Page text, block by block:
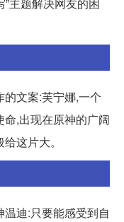
主题解决网友的困
文案:芙宁娜,一个
,出现在原神的广阔
这片大。
迪:只要能感受到自